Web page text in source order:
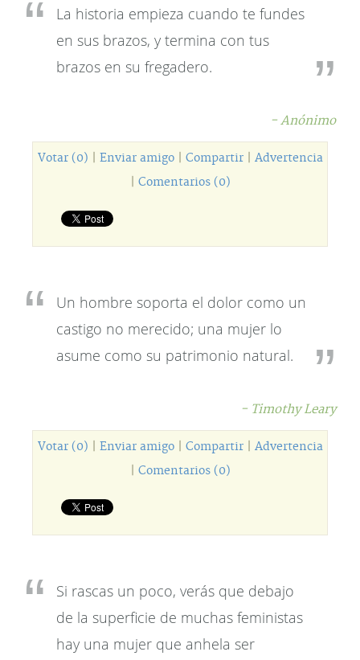
La historia empieza cuando te fundes
en sus brazos, y termina con tus
brazos en su fregadero.
- Anónimo
Votar (0) Enviar amigo| Compartir| Advertencia
Comentarios (0)
Un hombre soporta el dolor como un
castigo no merecido; una mujer lo
asume como su patrimonio natural.
- Timothy Leary
Votar (0) Enviar amigo| Compartir| Advertencia
Comentarios (0)
Si rascas un poco, verás que debajo
de la superficie de muchas feministas
hay una mujer que anhela ser